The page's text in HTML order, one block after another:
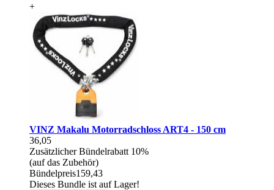
+
VINZ Makalu Motorradschloss ART4 - 150 cm
36,05
Zusätzlicher Bündelrabatt 10%
(auf das Zubehör)
Bündelpreis159,43
Dieses Bundle ist auf Lager!